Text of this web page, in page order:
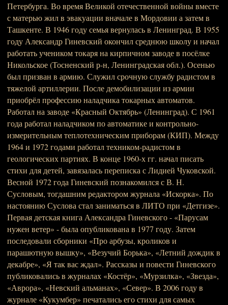
Петербурга. Во время Великой отечественной войны вместе
с матерью жил в эвакуации вначале в Мордовии а затем в
Ташкенте. В 1946 году семья вернулась в Ленинград. В 1955
году Александр Гиневский окончил среднюю школу и начал
работать учеником токаря на кирпичном заводе в посёлке
Никольское (Тосненский р-н, Ленинградская обл.). Осенью
был призван в армию. Служил срочную службу радистом в
тяжелой артиллерии. После демобилизации из армии
приобрёл профессию наладчика токарных автоматов.
Работал на заводе «Красный Октябрь» (Ленинград). С 1961
года работал наладчиком по автоматике и контрольно-
измерительным теплотехническим приборам (КИП). Между
1964 и 1972 годами работал техником-радистом в
геологических партиях. В конце 1960-х гг. начал писать
стихи для детей, завязалась переписка с Лидией Чуковской.
Весной 1972 года Гиневский познакомился с В. Н.
Сусловым, тогдашним редактором журнала «Искорка». По
настоянию Суслова стал заниматься в ЛИТО при «Детгизе».
Первая детская книга Александра Гиневского - «Парусам
нужен ветер» - была опубликована в 1977 году. Затем
последовали сборники «Про арбузы, кроликов и
парашютную вышку», «Везучий Борька», «Летний дождик в
декабре», «Я так вас ждал». Рассказы и повести Гиневского
публиковались в журналах «Костёр», «Мурзилка», «Звезда»,
«Аврора», «Невский альманах», «Север». В 2006 году в
журнале «Кукумбер» печатались его стихи для самых